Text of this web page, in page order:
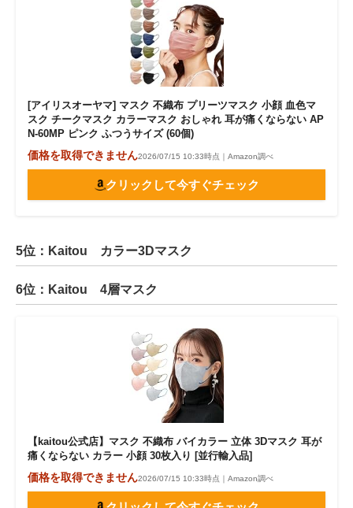
[アイリスオーヤマ] マスク 不織布 プリーツマスク 小顔 血色マ
スク チークマスク カラーマスク おしゃれ 耳が痛くならない AP
N-60MP ピンク ふつうサイズ (60個)
価格を取得できません2026/07/15 10:33時点｜Amazon調べ
クリックして今すぐチェック
5位：Kaitou カラー3Dマスク
6位：Kaitou 4層マスク
【kaitou公式店】マスク 不織布 バイカラー 立体 3Dマスク 耳が
痛くならない カラー 小顔 30枚入り [並行輸入品]
価格を取得できません2026/07/15 10:33時点｜Amazon調べ